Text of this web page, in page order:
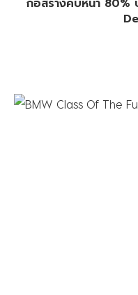
ก่อสร้างคืบหน้า